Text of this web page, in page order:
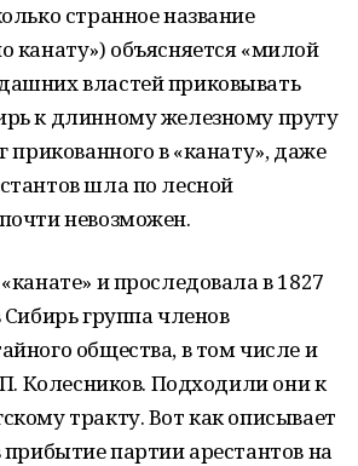
странное название
канату») объясняется «милой
властей приковывать
к длинному железному пруту
прикованного в «канату», даже
шла по лесной
невозможен.
и проследовала в 1827
Сибирь группа членов
общества, в том числе и
П. Колесников. Подходили они к
тракту. Вот как описывает
партии арестантов на